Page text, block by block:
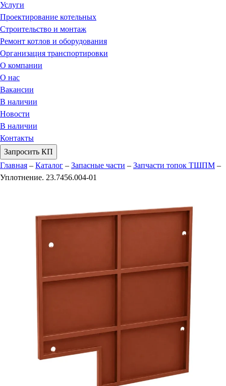
Услуги
Проектирование котельных
Строительство и монтаж
Ремонт котлов и оборудования
Организация транспортировки
О компании
О нас
Вакансии
В наличии
Новости
В наличии
Контакты
Запросить КП
Главная – Каталог – Запасные части – Запчасти топок ТШПМ –
Уплотнение. 23.7456.004-01